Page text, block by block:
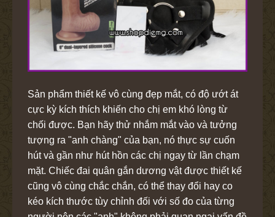
Sản phẩm thiết kế vô cùng đẹp mắt, có độ ướt át
cực kỳ kích thích khiến cho chị em khó lòng từ
chối được. Bạn hãy thử nhắm mắt vào và tưởng
tượng ra "anh chàng" của bạn, nó thực sự cuốn
hút và gần như hút hồn các chị ngay từ lần chạm
mặt. Chiếc đai quân gắn dương vật được thiết kế
cũng vô cùng chắc chắn, có thể thay đổi hay co
kéo kích thước tùy chỉnh đối với số đo của từng